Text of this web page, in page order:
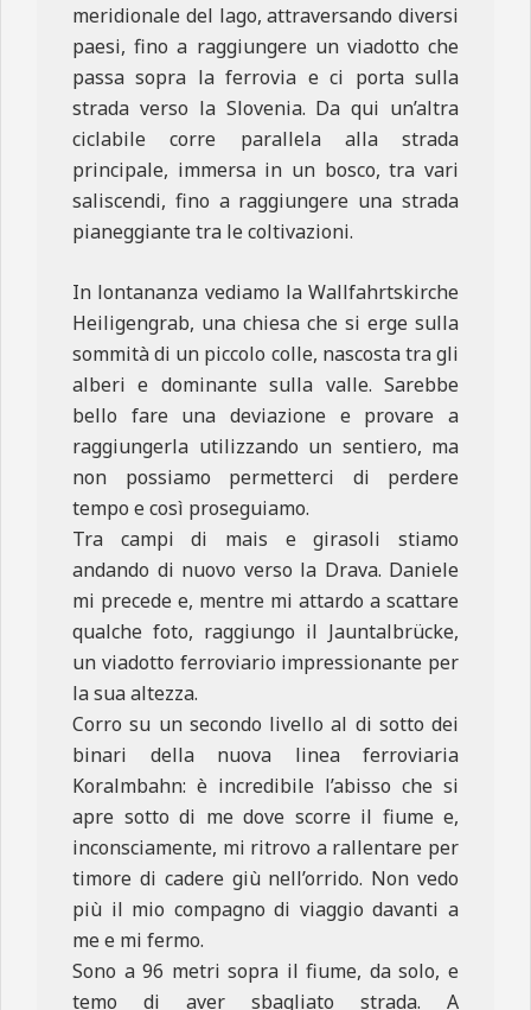
meridionale del lago, attraversando diversi
paesi, fino a raggiungere un viadotto che
passa sopra la ferrovia e ci porta sulla
strada verso la Slovenia. Da qui un’altra
ciclabile corre parallela alla strada
principale, immersa in un bosco, tra vari
saliscendi, fino a raggiungere una strada
pianeggiante tra le coltivazioni.
In lontananza vediamo la Wallfahrtskirche
Heiligengrab, una chiesa che si erge sulla
sommità di un piccolo colle, nascosta tra gli
alberi e dominante sulla valle. Sarebbe
bello fare una deviazione e provare a
raggiungerla utilizzando un sentiero, ma
non possiamo permetterci di perdere
tempo e così proseguiamo.
Tra campi di mais e girasoli stiamo
andando di nuovo verso la Drava. Daniele
mi precede e, mentre mi attardo a scattare
qualche foto, raggiungo il Jauntalbrücke,
un viadotto ferroviario impressionante per
la sua altezza.
Corro su un secondo livello al di sotto dei
binari della nuova linea ferroviaria
Koralmbahn: è incredibile l’abisso che si
apre sotto di me dove scorre il fiume e,
inconsciamente, mi ritrovo a rallentare per
timore di cadere giù nell’orrido. Non vedo
più il mio compagno di viaggio davanti a
me e mi fermo.
Sono a 96 metri sopra il fiume, da solo, e
temo di aver sbagliato strada. A